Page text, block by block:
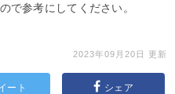
で参考にしてください。
2023年09月20日 更新
ート シェア